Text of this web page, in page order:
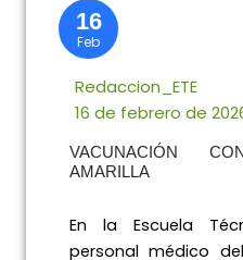
16
Feb
Redaccion_ETE
16 de febrero de
VACUNACIÓN
AMARILLA
En la Escuela
personal médico